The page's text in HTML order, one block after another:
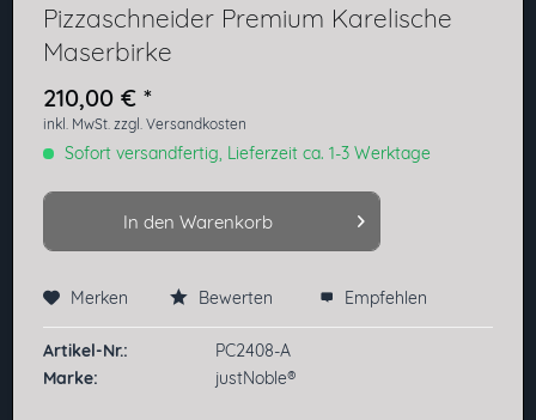
Pizzaschneider Premium Karelische
Maserbirke
210,00 € *
inkl. MwSt. zzgl. Versandkosten
Sofort versandfertig, Lieferzeit ca. 1-3 Werktage
In den Warenkorb
Preis anfragen
Merken Bewerten Empfehlen
Artikel-Nr.:
PC2408-A
Marke:
justNoble®